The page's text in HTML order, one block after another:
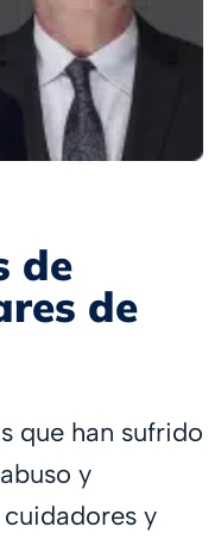
de
de
que han sufrido
y
y